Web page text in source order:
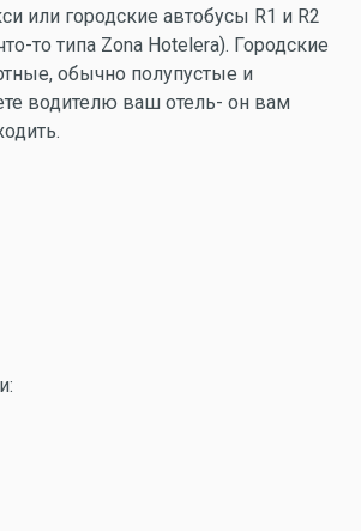
или городские автобусы R1 и R2
то типа Zona Hotelera). Городские
обычно полупустые и
водителю ваш отель- он вам